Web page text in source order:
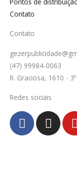
Pontos de
Contato
Contato
(47) 99984-0063
R. Graciosa, 1610 -
Redes sociais
F
a
c
I
n
s
o
u